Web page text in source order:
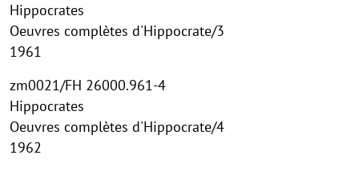
Hippocrates
Oeuvres complètes d'Hippocrate/3
1961
zm0021/FH 26000.961-4
Hippocrates
Oeuvres complètes d'Hippocrate/4
1962